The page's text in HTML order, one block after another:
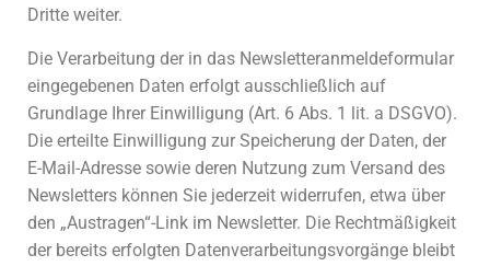
Dritte weiter.
Die Verarbeitung der in das Newsletteranmeldeformular
eingegebenen Daten erfolgt ausschließlich auf
Grundlage Ihrer Einwilligung (Art. 6 Abs. 1 lit. a DSGVO).
Die erteilte Einwilligung zur Speicherung der Daten, der
E-Mail-Adresse sowie deren Nutzung zum Versand des
Newsletters können Sie jederzeit widerrufen, etwa über
den „Austragen“-Link im Newsletter. Die Rechtmäßigkeit
der bereits erfolgten Datenverarbeitungsvorgänge bleibt